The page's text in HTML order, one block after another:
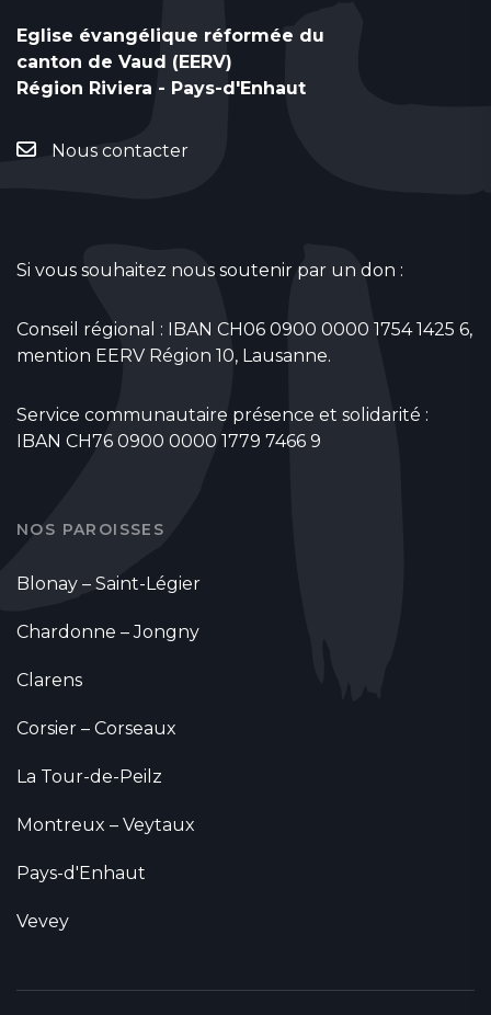
Eglise évangélique réformée du
canton de Vaud (EERV)
Région Riviera - Pays-d'Enhaut
Nous contacter
Si vous souhaitez nous soutenir par un don :
Conseil régional : IBAN CH06 0900 0000 1754 1425 6,
mention EERV Région 10, Lausanne.
Service communautaire présence et solidarité :
IBAN CH76 0900 0000 1779 7466 9
NOS PAROISSES
Blonay – Saint-Légier
Chardonne – Jongny
Clarens
Corsier – Corseaux
La Tour-de-Peilz
Montreux – Veytaux
Pays-d'Enhaut
Vevey